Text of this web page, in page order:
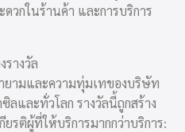
วกในร้านค้า และการบริการ
รางวัล
ยามและความทุ่มเทของบริษัท
และทั่วโลก รางวัลนี้ถูกสร้าง
รติผู้ที่ให้บริการมากกว่าบริการ: